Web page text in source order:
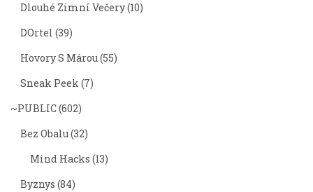
Dlouhé Zimní Večery(10)
DOrtel (39)
Hovory S Márou(55)
Sneak Peek (7)
~PUBLIC(602)
Bez Obalu(32)
Mind Hacks (13)
Byznys (84)